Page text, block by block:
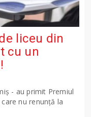
liceu din
cu un
- au primit Premiul
nu renunță la